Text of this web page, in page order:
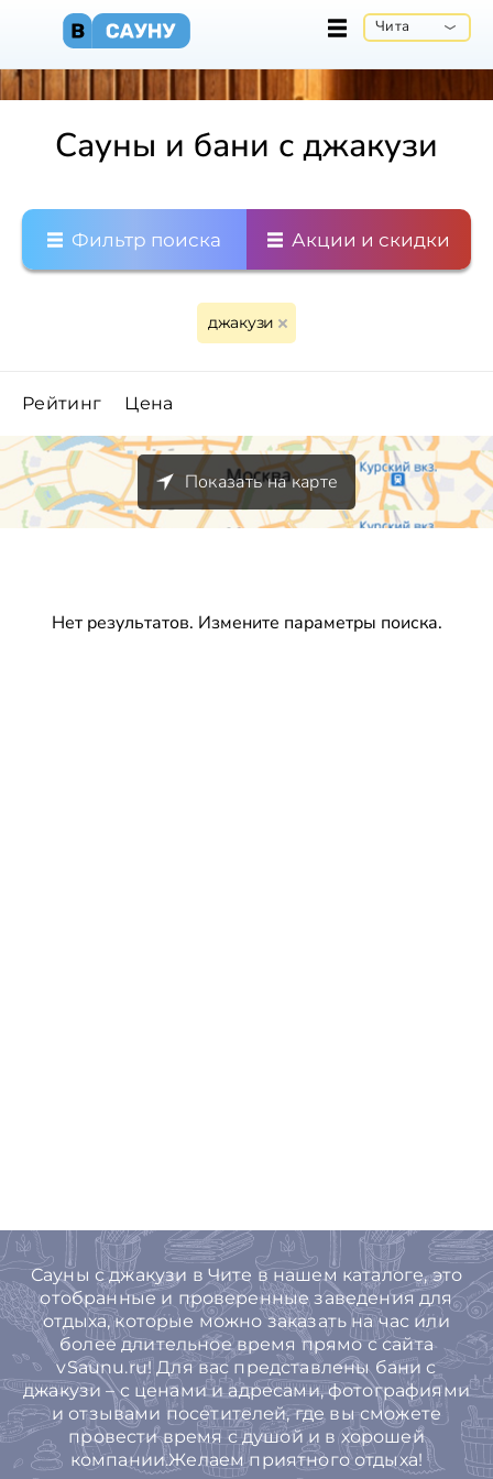
Чита
Сауны и бани с джакузи
Фильтр поиска Акции и скидки
джакузи
Рейтинг Цена
Показать на карте
Нет результатов. Измените параметры поиска.
Сауны с джакузи в Чите в нашем каталоге, это
отобранные и проверенные заведения для
отдыха, которые можно заказать на час или
более длительное время прямо с сайта
vSaunu.ru! Для вас представлены бани с
джакузи – с ценами и адресами, фотографиями
и отзывами посетителей, где вы сможете
провести время с душой и в хорошей
компании.Желаем приятного отдыха!